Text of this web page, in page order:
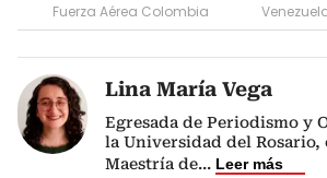
Fuerza Aérea Colombia
Lina María Vega
Egresada de Periodismo y
la Universidad del Rosario,
Maestría de... Leer más